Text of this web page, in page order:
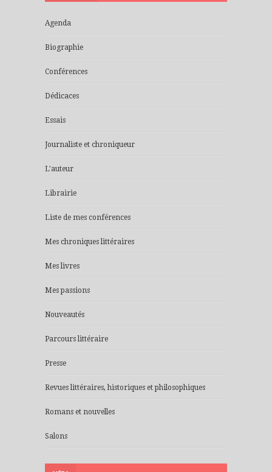
Agenda
Biographie
Conférences
Dédicaces
Essais
Journaliste et chroniqueur
L'auteur
Librairie
Liste de mes conférences
Mes chroniques littéraires
Mes livres
Mes passions
Nouveautés
Parcours littéraire
Presse
Revues littéraires, historiques et philosophiques
Romans et nouvelles
Salons